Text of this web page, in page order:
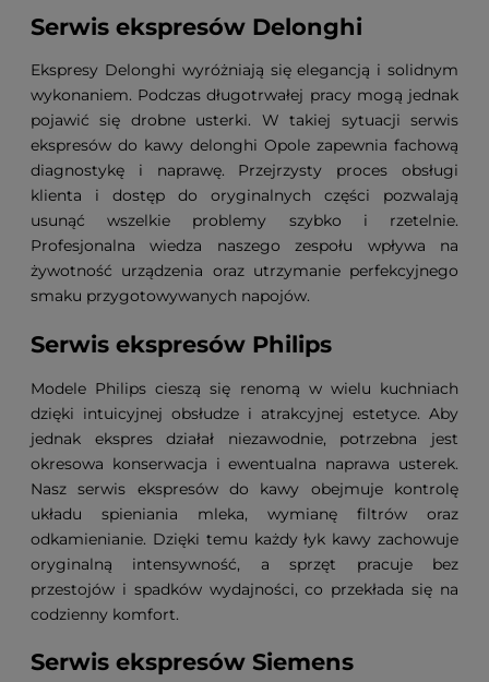
Serwis ekspresów Delonghi
Ekspresy Delonghi wyróżniają się elegancją i solidnym
wykonaniem. Podczas długotrwałej pracy mogą jednak
pojawić się drobne usterki. W takiej sytuacji serwis
ekspresów do kawy delonghi Opole zapewnia fachową
diagnostykę i naprawę. Przejrzysty proces obsługi
klienta i dostęp do oryginalnych części pozwalają
usunąć wszelkie problemy szybko i rzetelnie.
Profesjonalna wiedza naszego zespołu wpływa na
żywotność urządzenia oraz utrzymanie perfekcyjnego
smaku przygotowywanych napojów.
Serwis ekspresów Philips
Modele Philips cieszą się renomą w wielu kuchniach
dzięki intuicyjnej obsłudze i atrakcyjnej estetyce. Aby
jednak ekspres działał niezawodnie, potrzebna jest
okresowa konserwacja i ewentualna naprawa usterek.
Nasz serwis ekspresów do kawy obejmuje kontrolę
układu spieniania mleka, wymianę filtrów oraz
odkamienianie. Dzięki temu każdy łyk kawy zachowuje
oryginalną intensywność, a sprzęt pracuje bez
przestojów i spadków wydajności, co przekłada się na
codzienny komfort.
Serwis ekspresów Siemens